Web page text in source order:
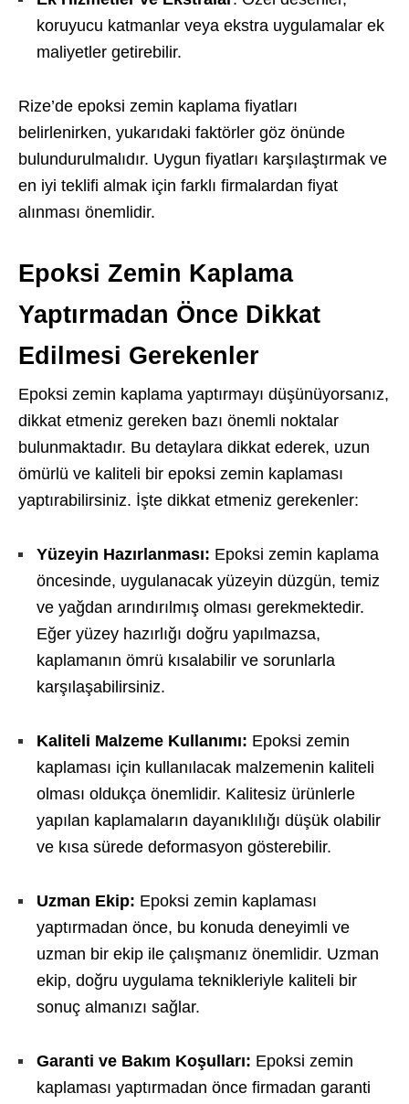
koruyucu katmanlar veya ekstra uygulamalar ek
maliyetler getirebilir.
Rize’de epoksi zemin kaplama fiyatları
belirlenirken, yukarıdaki faktörler göz önünde
bulundurulmalıdır. Uygun fiyatları karşılaştırmak ve
en iyi teklifi almak için farklı firmalardan fiyat
alınması önemlidir.
Epoksi Zemin Kaplama
Yaptırmadan Önce Dikkat
Edilmesi Gerekenler
Epoksi zemin kaplama yaptırmayı düşünüyorsanız,
dikkat etmeniz gereken bazı önemli noktalar
bulunmaktadır. Bu detaylara dikkat ederek, uzun
ömürlü ve kaliteli bir epoksi zemin kaplaması
yaptırabilirsiniz. İşte dikkat etmeniz gerekenler:
Yüzeyin Hazırlanması: Epoksi zemin kaplama
öncesinde, uygulanacak yüzeyin düzgün, temiz
ve yağdan arındırılmış olması gerekmektedir.
Eğer yüzey hazırlığı doğru yapılmazsa,
kaplamanın ömrü kısalabilir ve sorunlarla
karşılaşabilirsiniz.
Kaliteli Malzeme Kullanımı: Epoksi zemin
kaplaması için kullanılacak malzemenin kaliteli
olması oldukça önemlidir. Kalitesiz ürünlerle
yapılan kaplamaların dayanıklılığı düşük olabilir
ve kısa sürede deformasyon gösterebilir.
Uzman Ekip: Epoksi zemin kaplaması
yaptırmadan önce, bu konuda deneyimli ve
uzman bir ekip ile çalışmanız önemlidir. Uzman
ekip, doğru uygulama teknikleriyle kaliteli bir
sonuç almanızı sağlar.
Garanti ve Bakım Koşulları: Epoksi zemin
kaplaması yaptırmadan önce firmadan garanti